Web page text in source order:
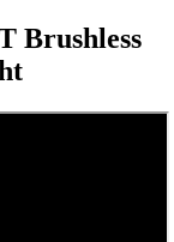
Brushless